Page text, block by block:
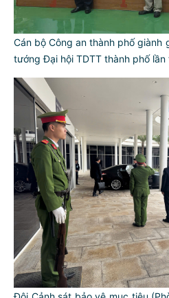
Cán bộ Công an thành phố giành
tướng Đại hội TDTT thành phố lần